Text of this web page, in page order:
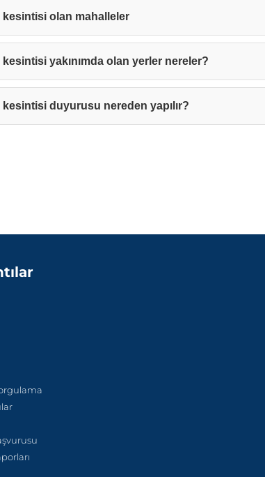
olan mahalleler
yakınımda olan yerler nereler?
duyurusu nereden yapılır?